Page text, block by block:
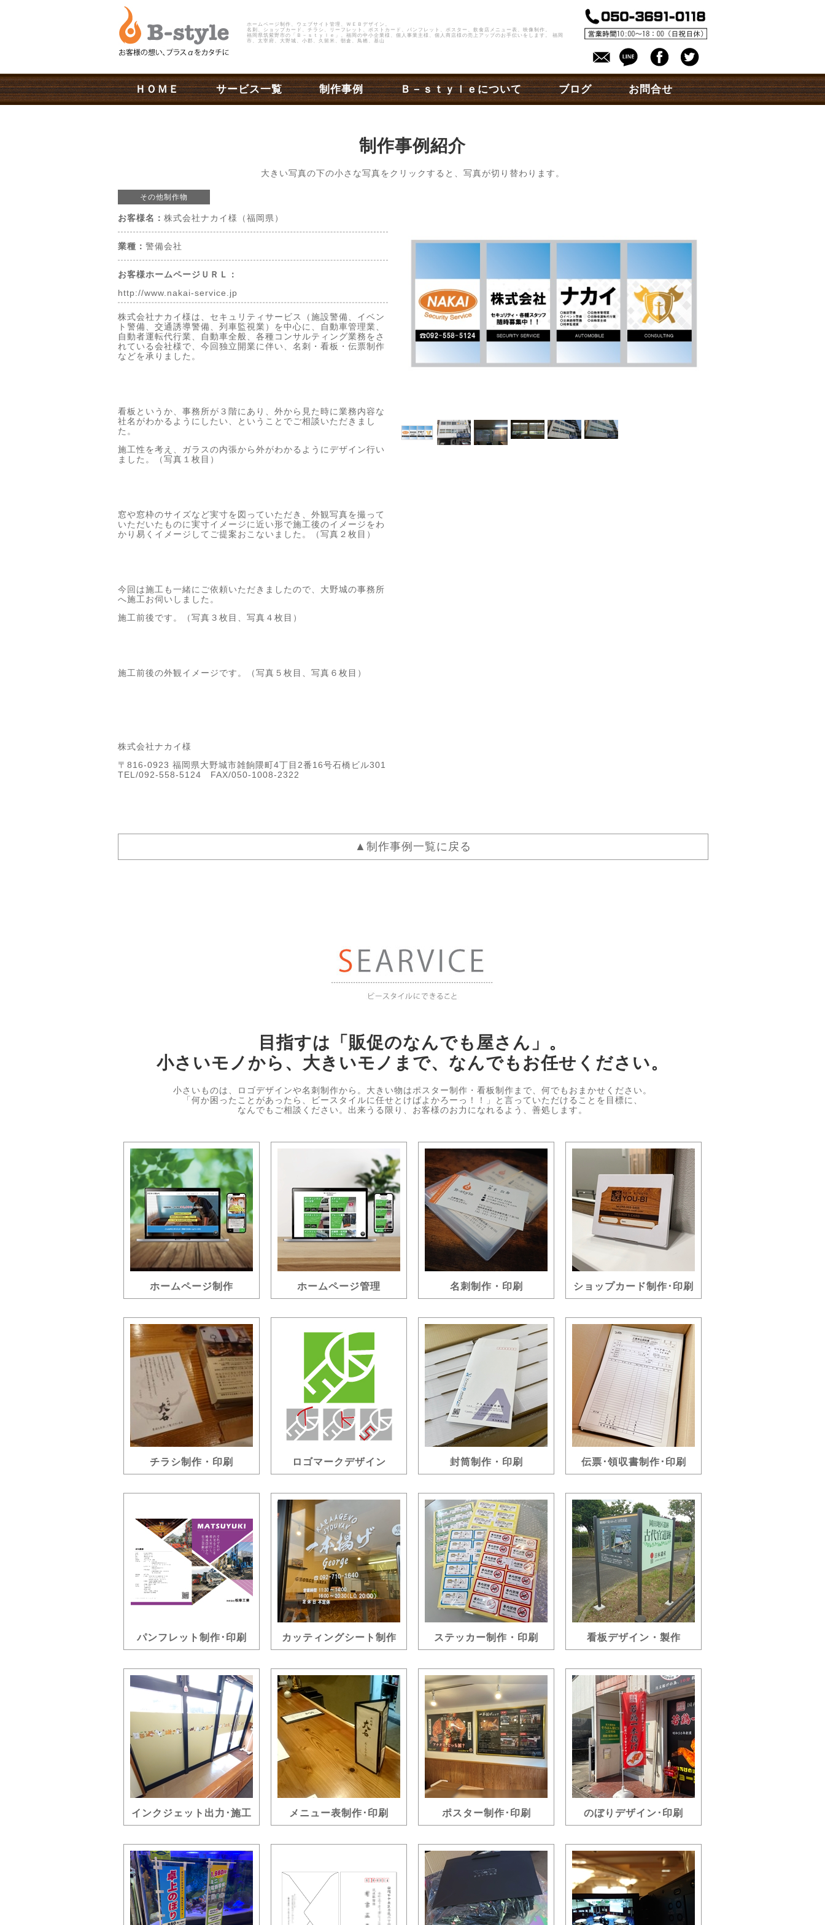
ホームページ制作、ウェブサイト管理、ＷＥＢデザイン。
名刺、ショップカード、チラシ、リーフレット、ポストカード、パンフレット、ポスター、飲食店メニュー表、映像制作。
福岡県筑紫野市の 「Ｂ－ｓｔｙｌｅ」
。福岡の中小企業様、個人事業主様、個人商店様の売上アップのお手伝いをします。 福岡
市、太宰府、大野城、小郡、久留米、朝倉、鳥栖、基山
ＨＯＭＥ サービス一覧 制作事例 Ｂ－ｓｔｙｌｅについて ブログ お問合せ
制作事例紹介
大きい写真の下の小さな写真をクリックすると、写真が切り替わります。
その他制作物
お客様名： 株式会社ナカイ様（福岡県）
業種： 警備会社
お客様ホームページＵＲＬ：
http://www.nakai-service.jp
株式会社ナカイ様は、セキュリティサービス（施設警備、イベン
ト警備、交通誘導警備、列車監視業）を中心に、自動車管理業、
自動者運転代行業、自動車全般、各種コンサルティング業務をさ
れている会社様で、今回独立開業に伴い、名刺・看板・伝票制作
などを承りました。
看板というか、事務所が３階にあり、外から見た時に業務内容な
社名がわかるようにしたい、ということでご相談いただきまし
た。
施工性を考え、ガラスの内張から外がわかるようにデザイン行い
ました。（写真１枚目）
窓や窓枠のサイズなど実寸を図っていただき、外観写真を撮って
いただいたものに実寸イメージに近い形で施工後のイメージをわ
かり易くイメージしてご提案おこないました。（写真２枚目）
今回は施工も一緒にご依頼いただきましたので、大野城の事務所
へ施工お伺いしました。
施工前後です。（写真３枚目、写真４枚目）
施工前後の外観イメージです。（写真５枚目、写真６枚目）
株式会社ナカイ様
〒816-0923 福岡県大野城市雑餉隈町4丁目2番16号石橋ビル301
TEL/092-558-5124 FAX/050-1008-2322
▲制作事例一覧に戻る
目指すは「販促のなんでも屋さん」。
小さいモノから、大きいモノまで、なんでもお任せください。
小さいものは、ロゴデザインや名刺制作から。大きい物はポスター制作・看板制作まで、何でもおまかせください。
「何か困ったことがあったら、ビースタイルに任せとけばよかろーっ！！」と言っていただけることを目標に、
なんでもご相談ください。出来うる限り、お客様のお力になれるよう、善処します。
ホームページ制作 ホームページ管理 名刺制作・印刷 ショップカード制作･印刷
チラシ制作・印刷 ロゴマークデザイン 封筒制作・印刷 伝票･領収書制作･印刷
パンフレット制作･印刷 カッティングシート制作 ステッカー制作・印刷 看板デザイン・製作
インクジェット出力･施工 メニュー表制作･印刷 ポスター制作･印刷 のぼりデザイン･印刷